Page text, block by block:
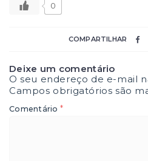
0
COMPARTILHAR
Deixe um comentário
O seu endereço de e-mail
Campos obrigatórios são
Comentário *